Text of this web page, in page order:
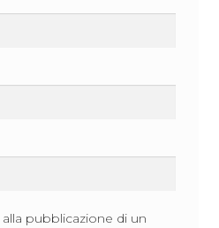
pubblicazione di un